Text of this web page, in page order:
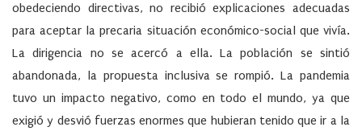
obedeciendo directivas, no recibió explicaciones adecuadas
para aceptar la precaria situación económico-social que vivía.
La dirigencia no se acercó a ella. La población se sintió
abandonada, la propuesta inclusiva se rompió. La pandemia
tuvo un impacto negativo, como en todo el mundo, ya que
exigió y desvió fuerzas enormes que hubieran tenido que ir a la